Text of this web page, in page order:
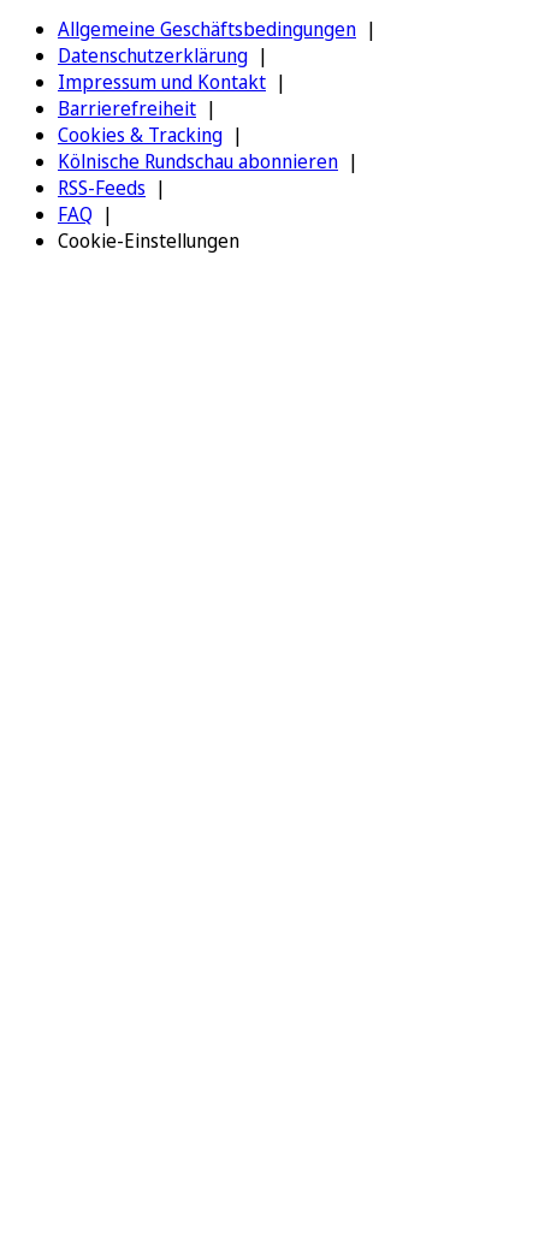
Allgemeine Geschäftsbedingungen
Datenschutzerklärung
Impressum und Kontakt
Barrierefreiheit
Cookies & Tracking
Kölnische Rundschau abonnieren
RSS-Feeds
FAQ
Cookie-Einstellungen